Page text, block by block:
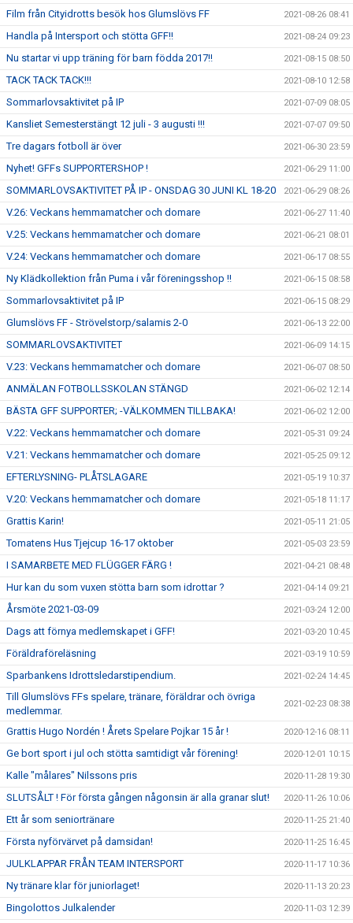
Film från Cityidrotts besök hos Glumslövs FF 2021-08-26 08:41
Handla på Intersport och stötta GFF!! 2021-08-24 09:23
Nu startar vi upp träning för barn födda 2017!! 2021-08-15 08:50
TACK TACK TACK!!! 2021-08-10 12:58
Sommarlovsaktivitet på IP 2021-07-09 08:05
Kansliet Semesterstängt 12 juli - 3 augusti !!! 2021-07-07 09:50
Tre dagars fotboll är över 2021-06-30 23:59
Nyhet! GFFs SUPPORTERSHOP ! 2021-06-29 11:00
SOMMARLOVSAKTIVITET PÅ IP - ONSDAG 30 JUNI KL 18-20 2021-06-29 08:26
V.26: Veckans hemmamatcher och domare 2021-06-27 11:40
V.25: Veckans hemmamatcher och domare 2021-06-21 08:01
V.24: Veckans hemmamatcher och domare 2021-06-17 08:55
Ny Klädkollektion från Puma i vår föreningsshop !! 2021-06-15 08:58
Sommarlovsaktivitet på IP 2021-06-15 08:29
Glumslövs FF - Strövelstorp/salamis 2-0 2021-06-13 22:00
SOMMARLOVSAKTIVITET 2021-06-09 14:15
V.23: Veckans hemmamatcher och domare 2021-06-07 08:50
ANMÄLAN FOTBOLLSSKOLAN STÄNGD 2021-06-02 12:14
BÄSTA GFF SUPPORTER; -VÄLKOMMEN TILLBAKA! 2021-06-02 12:00
V.22: Veckans hemmamatcher och domare 2021-05-31 09:24
V.21: Veckans hemmamatcher och domare 2021-05-25 09:12
EFTERLYSNING- PLÅTSLAGARE 2021-05-19 10:37
V.20: Veckans hemmamatcher och domare 2021-05-18 11:17
Grattis Karin! 2021-05-11 21:05
Tomatens Hus Tjejcup 16-17 oktober 2021-05-03 23:59
I SAMARBETE MED FLÜGGER FÄRG ! 2021-04-21 08:48
Hur kan du som vuxen stötta barn som idrottar ? 2021-04-14 09:21
Årsmöte 2021-03-09 2021-03-24 12:00
Dags att förnya medlemskapet i GFF! 2021-03-20 10:45
Föräldraföreläsning 2021-03-19 10:59
Sparbankens Idrottsledarstipendium. 2021-02-24 14:45
Till Glumslövs FFs spelare, tränare, föräldrar och övriga
medlemmar.
2021-02-23 08:38
Grattis Hugo Nordén ! Årets Spelare Pojkar 15 år ! 2020-12-16 08:11
Ge bort sport i jul och stötta samtidigt vår förening! 2020-12-01 10:15
Kalle "målares" Nilssons pris 2020-11-28 19:30
SLUTSÅLT ! För första gången någonsin är alla granar slut! 2020-11-26 10:06
Ett år som seniortränare 2020-11-25 21:40
Första nyförvärvet på damsidan! 2020-11-25 16:45
JULKLAPPAR FRÅN TEAM INTERSPORT 2020-11-17 10:36
Ny tränare klar för juniorlaget! 2020-11-13 20:23
Bingolottos Julkalender 2020-11-03 12:39